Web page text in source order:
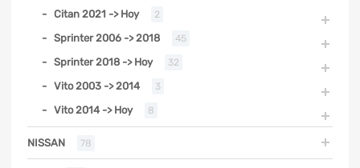
Citan 2021 -> Hoy 2
Sprinter 2006 -> 2018 45
Sprinter 2018 -> Hoy 32
Vito 2003 -> 2014 3
Vito 2014 -> Hoy 8
NISSAN 78